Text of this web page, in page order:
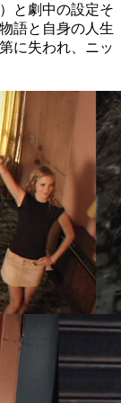
と劇中の設定そ
語と自身の人生
に失われ、ニッ